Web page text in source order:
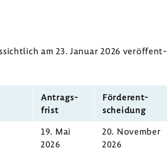
am 23. Januar 2026 veröf­fent­
Antrags­
frist
Förder­ent­
schei­dung
19. Mai
2026
20. November
2026